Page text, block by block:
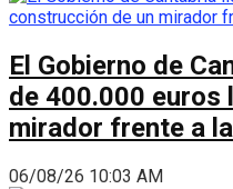
El Gobierno de
de 400.000 euros
mirador frente a
06/08/26 10:03 AM